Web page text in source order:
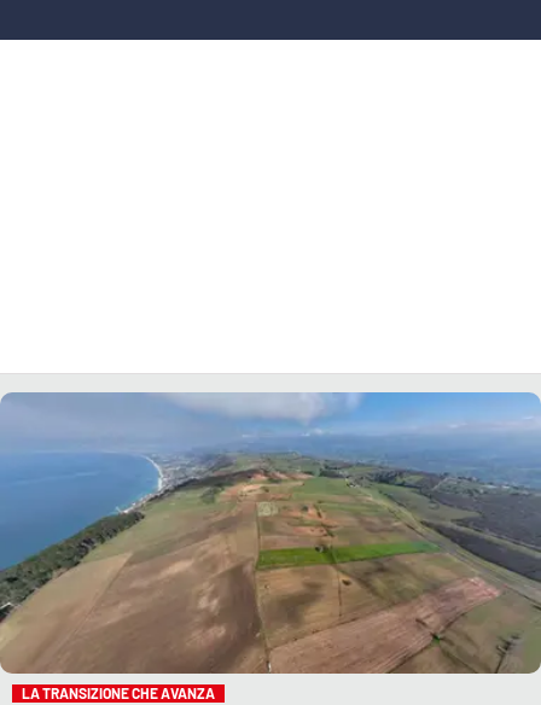
ANDROID
LA TRANSIZIONE CHE AVANZA